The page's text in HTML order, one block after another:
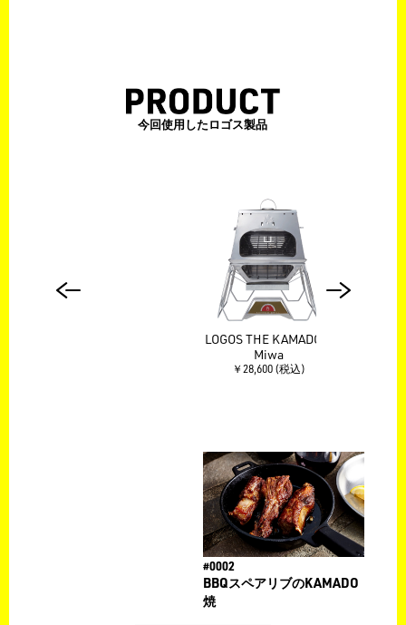
今回使用したロゴス製品
LOGOS THE KAMADO E
￥28,600 (税込)
#0002
BBQスペアリブのKAMADO
焼